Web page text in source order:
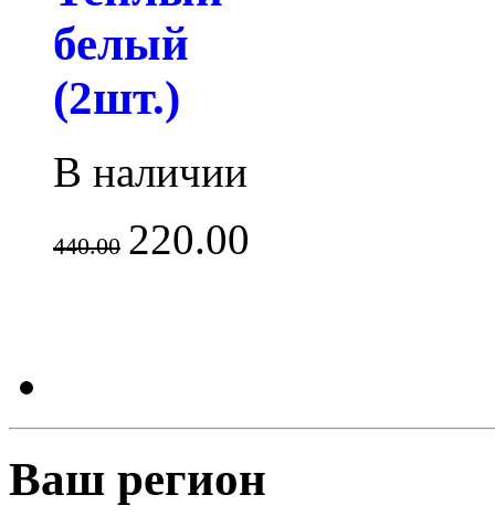
белый
(2шт.)
В наличии
440.00 220.00
Ваш регион